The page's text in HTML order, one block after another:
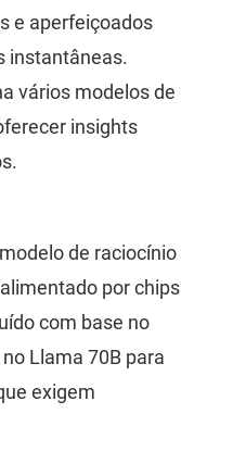
e aperfeiçoados
instantâneas.
vários modelos de
insights
modelo de raciocínio
por chips
com base no
Llama 70B para
exigem